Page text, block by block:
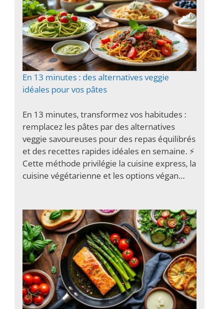
En 13 minutes : des alternatives veggie
idéales pour vos pâtes
En 13 minutes, transformez vos habitudes :
remplacez les pâtes par des alternatives
veggie savoureuses pour des repas équilibrés
et des recettes rapides idéales en semaine. ⚡️
Cette méthode privilégie la cuisine express, la
cuisine végétarienne et les options végan…